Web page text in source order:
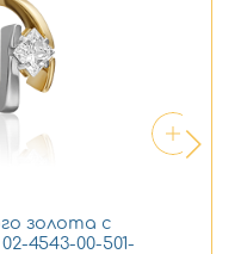
золота с
4543-00-501-